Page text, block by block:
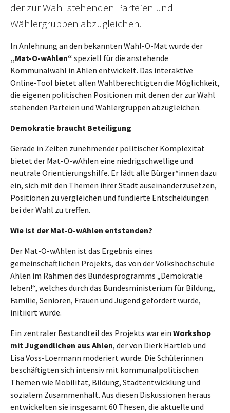
der zur Wahl stehenden Parteien und
Wählergruppen abzugleichen.
In Anlehnung an den bekannten Wahl-O-Mat wurde der
„Mat-O-wAhlen“ speziell für die anstehende
Kommunalwahl in Ahlen entwickelt. Das interaktive
Online-Tool bietet allen Wahlberechtigten die Möglichkeit,
die eigenen politischen Positionen mit denen der zur Wahl
stehenden Parteien und Wählergruppen abzugleichen.
Demokratie braucht Beteiligung
Gerade in Zeiten zunehmender politischer Komplexität
bietet der Mat-O-wAhlen eine niedrigschwellige und
neutrale Orientierungshilfe. Er lädt alle Bürger*innen dazu
ein, sich mit den Themen ihrer Stadt auseinanderzusetzen,
Positionen zu vergleichen und fundierte Entscheidungen
bei der Wahl zu treffen.
Wie ist der Mat-O-wAhlen entstanden?
Der Mat-O-wAhlen ist das Ergebnis eines
gemeinschaftlichen Projekts, das von der Volkshochschule
Ahlen im Rahmen des Bundesprogramms „Demokratie
leben!“, welches durch das Bundesministerium für Bildung,
Familie, Senioren, Frauen und Jugend gefördert wurde,
initiiert wurde.
Ein zentraler Bestandteil des Projekts war ein Workshop
mit Jugendlichen aus Ahlen, der von Dierk Hartleb und
Lisa Voss-Loermann moderiert wurde. Die Schülerinnen
beschäftigten sich intensiv mit kommunalpolitischen
Themen wie Mobilität, Bildung, Stadtentwicklung und
sozialem Zusammenhalt. Aus diesen Diskussionen heraus
entwickelten sie insgesamt 60 Thesen, die aktuelle und